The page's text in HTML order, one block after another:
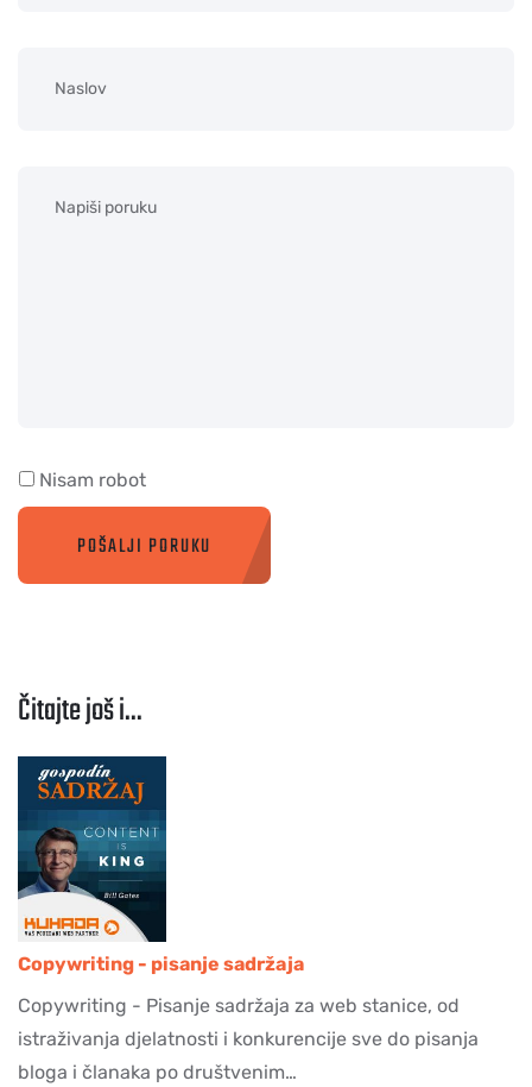
Nisam robot
POŠALJI PORUKU
Čitajte još i...
Copywriting - pisanje sadržaja
Copywriting - Pisanje sadržaja za web stanice, od
istraživanja djelatnosti i konkurencije sve do pisanja
bloga i članaka po društvenim…